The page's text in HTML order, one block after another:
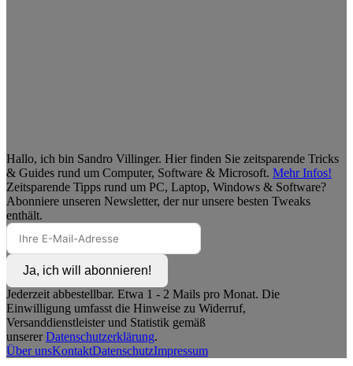
Hallo, ich bin Sandro Villinger. Hier finden Sie zeitsparende Tricks
& Guides rund um Computer, Software & Microsoft. Mehr Infos!
Zeitsparende Tipps rund um PC, Laptop, Windows & Software?
Abonniere unseren Newsletter, der nur unsere besten Tweaks
enthält.
Ja, ich will abonnieren!
Jederzeit abbestellbar. Etwa 1 - 2 Mails pro Monat. Die
Einwilligung umfasst die Hinweise zu Widerruf,
Versanddienstleister und Statistik gemäß
unsererDatenschutzerklärung.
Über unsKontaktDatenschutzImpressum